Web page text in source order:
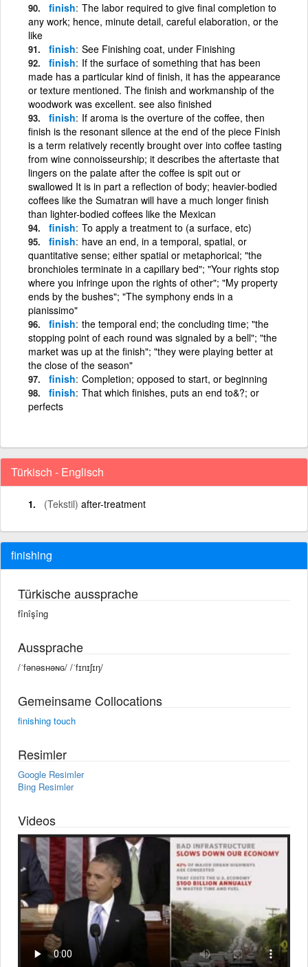
finish The labor required to give final completion to
any work; hence, minute detail, careful elaboration, or the
like
finish See Finishing coat, under Finishing
finish If the surface of something that has been
made has a particular kind of finish, it has the appearance
or texture mentioned. The finish and workmanship of the
woodwork was excellent. see also finished
finish If aroma is the overture of the coffee, then
finish is the resonant silence at the end of the piece Finish
is a term relatively recently brought over into coffee tasting
from wine connoisseurship; it describes the aftertaste that
lingers on the palate after the coffee is spit out or
swallowed It is in part a reflection of body; heavier-bodied
coffees like the Sumatran will have a much longer finish
than lighter-bodied coffees like the Mexican
finish To apply a treatment to (a surface, etc)
finish have an end, in a temporal, spatial, or
quantitative sense; either spatial or metaphorical; "the
bronchioles terminate in a capillary bed"; "Your rights stop
where you infringe upon the rights of other"; "My property
ends by the bushes"; "The symphony ends in a
pianissimo"
finish the temporal end; the concluding time; "the
stopping point of each round was signaled by a bell"; "the
market was up at the finish"; "they were playing better at
the close of the season"
finish Completion; opposed to start, or beginning
finish That which finishes, puts an end to&?; or
perfects
Türkisch - Englisch
(Tekstil) after-treatment
finishing
Türkische aussprache
fînîşîng
Aussprache
/ˈfənəsʜəɴɢ/ /ˈfɪnɪʃɪŋ/
Gemeinsame Collocations
finishing touch
Resimler
Google Resimler
Bing Resimler
Videos